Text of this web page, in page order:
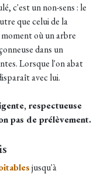
c'est un non-sens : le
que celui de la
où un arbre
dans un
Lorsque l'on abat
avec lui.
respectueuse
pas de prélèvement.
jusqu'à